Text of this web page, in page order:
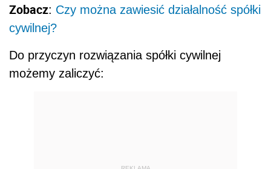
Zobacz: Czy można zawiesić działalność spółki
cywilnej?
Do przyczyn rozwiązania spółki cywilnej
możemy zaliczyć: